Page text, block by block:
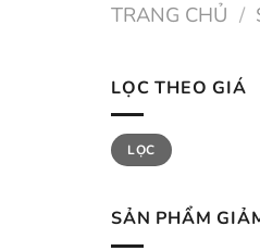
TRANG CHỦ /
LỌC THEO GIÁ
Giá
thấp
nhất
Giá
cao
nhất
LỌC
SẢN PHẨM